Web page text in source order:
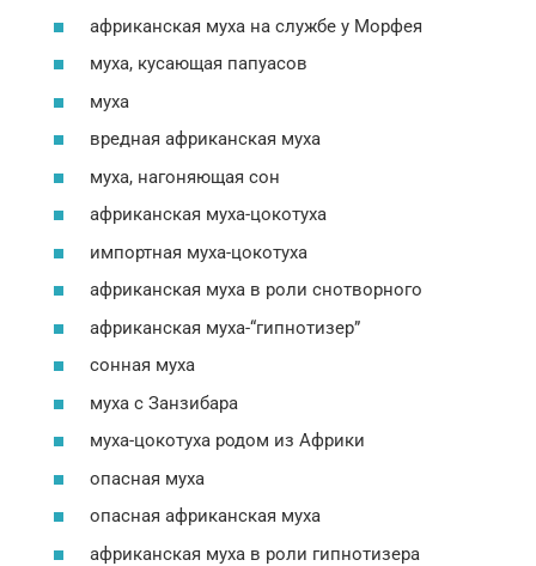
африканская муха на службе у Морфея
муха, кусающая папуасов
муха
вредная африканская муха
муха, нагоняющая сон
африканская муха-цокотуха
импортная муха-цокотуха
африканская муха в роли снотворного
африканская муха-“гипнотизер”
сонная муха
муха с Занзибара
муха-цокотуха родом из Африки
опасная муха
опасная африканская муха
африканская муха в роли гипнотизера